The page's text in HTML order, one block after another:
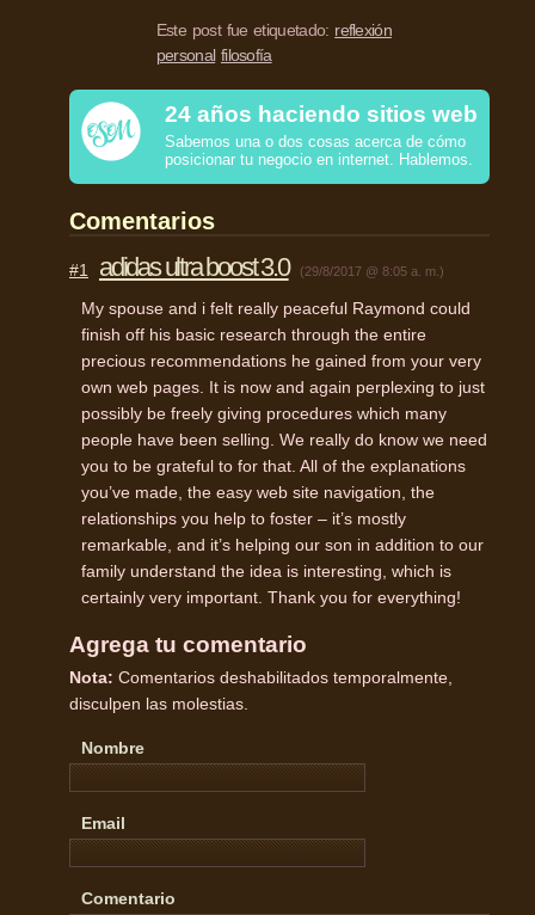
Este post fue etiquetado: reflexión
personal filosofía
24 años haciendo sitios web
Sabemos una o dos cosas acerca de cómo
posicionar tu negocio en internet. Hablemos.
Comentarios
#1 adidas ultra boost 3.0 (29/8/2017 @ 8:05 a. m.)
My spouse and i felt really peaceful Raymond could
finish off his basic research through the entire
precious recommendations he gained from your very
own web pages. It is now and again perplexing to just
possibly be freely giving procedures which many
people have been selling. We really do know we need
you to be grateful to for that. All of the explanations
you’ve made, the easy web site navigation, the
relationships you help to foster – it’s mostly
remarkable, and it’s helping our son in addition to our
family understand the idea is interesting, which is
certainly very important. Thank you for everything!
Agrega tu comentario
Nota: Comentarios deshabilitados temporalmente,
disculpen las molestias.
Nombre
Email
Comentario